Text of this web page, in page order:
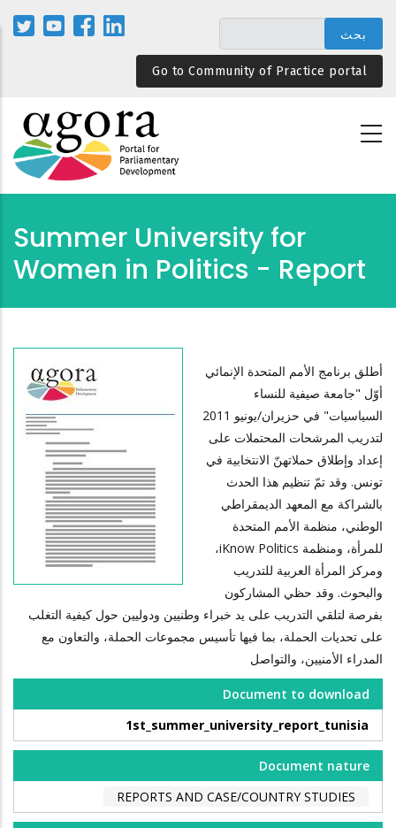
المحتوى
الرئيسيGo to Community of Practice portal
Summer University for
Women in Politics - Report
أطلق برنامج الأمم المتحدة الإنمائي
أوّل "جامعة صيفية للنساء
السياسيات" في حزيران/يونيو 2011
لتدريب المرشحات المحتملات على
إعداد وإطلاق حملاتهنّ الانتخابية في
تونس. وقد تمّ تنظيم هذا الحدث
بالشراكة مع المعهد الديمقراطي
الوطني، منظمة الأمم المتحدة
للمرأة، ومنظمة iKnow Politics،
ومركز المرأة العربية للتدريب
والبحوث. وقد حظي المشاركون
بفرصة لتلقي التدريب على يد خبراء وطنيين ودوليين حول كيفية التغلب
على تحديات الحملة، بما فيها تأسيس مجموعات الحملة، والتعاون مع
المدراء الأمنيين، والتواصل
Document to download
1st_summer_university_report_tunisia
Document nature
REPORTS AND CASE/COUNTRY STUDIES